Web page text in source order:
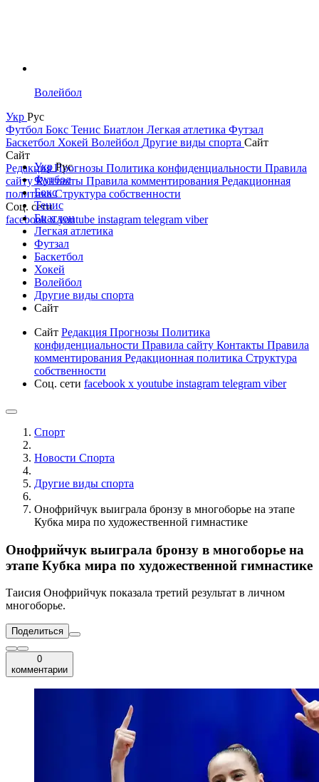
Волейбол
Укр Рус
Футбол Бокс Тенис Биатлон Легкая атлетика Футзал
Баскетбол Хокей Волейбол Другие виды спорта Сайт
Сайт
РедакцияПрогнозы Политика конфиденциальности Правила
сайтуКонтакты Правила комментирования Редакционная
политикаСтруктура собственности
Соц. сети
facebookxyoutube instagram telegram viber
УкрРус
Футбол
Бокс
Тенис
Биатлон
Легкая атлетика
Футзал
Баскетбол
Хокей
Волейбол
Другие виды спорта
Сайт
Сайт Редакция Прогнозы Политика
конфиденциальности Правила сайту Контакты Правила
комментирования Редакционная политика Структура
собственности
Соц. сети facebook x youtube instagram telegram viber
Спорт
Новости Cпорта
Другие виды спорта
Онофрийчук выиграла бронзу в многоборье на этапе
Кубка мира по художественной гимнастике
Онофрийчук выиграла бронзу в многоборье на
этапе Кубка мира по художественной гимнастике
Таисия Онофрийчук показала третий результат в личном
многоборье.
Поделиться
0
комментарии